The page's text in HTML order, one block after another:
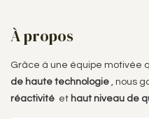
À propos
Grâce à une équipe motivée
de haute technologie , nous
réactivité et haut niveau de